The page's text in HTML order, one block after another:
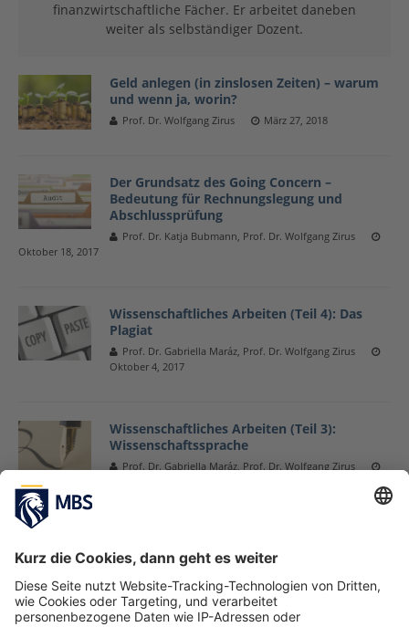
finanzwirtschaftliche Fächer. Er arbeitet daneben
weiter als selbständiger Dozent.
Geld anlegen (in zinslosen Zeiten) – warum
und wenn ja, worin?
Prof. Dr. Wolfgang Zirus März 27, 2018
Der Grundsatz des Going Concern –
Bedeutung für Rechnungslegung und
Abschlussprüfung
Prof. Dr. Katja Bubmann, Prof. Dr. Wolfgang Zirus
Oktober 18, 2017
Wissenschaftliches Arbeiten (Teil 4): Das
Plagiat
Prof. Dr. Gabriella Maráz, Prof. Dr. Wolfgang Zirus
Oktober 4, 2017
Wissenschaftliches Arbeiten (Teil 3):
Wissenschaftssprache
Prof. Dr. Gabriella Maráz, Prof. Dr. Wolfgang Zirus
„Doing Good while Doing Well“ (Teil 2)
Prof. Dr. Christian Schmidkonz, Prof. Dr. Wolfgang
Zirus
März 2, 2017